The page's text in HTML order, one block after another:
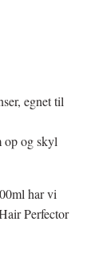
egnet til
op og skyl
har vi
Perfector